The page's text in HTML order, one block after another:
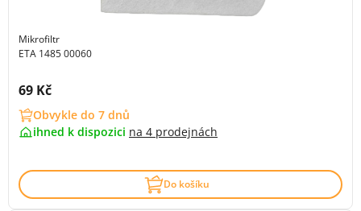
Mikrofiltr
ETA 1485 00060
Cena s DPH:
69 Kč
Obvykle do 7 dnů
ihned k dispozici na 4 prodejnách
Do košíku